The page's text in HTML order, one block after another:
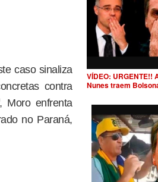
caso sinaliza
contra
Moro enfrenta
no Paraná,
VÍDEO: URGENTE!!
Nunes traem